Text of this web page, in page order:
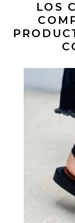
LOS